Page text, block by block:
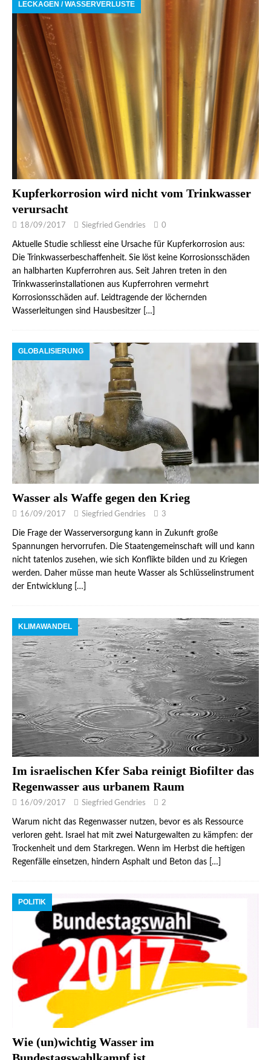
LECKAGEN / WASSERVERLUSTE
Kupferkorrosion wird nicht vom Trinkwasser
verursacht
18/09/2017 Siegfried Gendries 0
Aktuelle Studie schliesst eine Ursache für Kupferkorrosion aus:
Die Trinkwasserbeschaffenheit. Sie löst keine Korrosionsschäden
an halbharten Kupferrohren aus. Seit Jahren treten in den
Trinkwasserinstallationen aus Kupferrohren vermehrt
Korrosionsschäden auf. Leidtragende der löchernden
Wasserleitungen sind Hausbesitzer
[…]
GLOBALISIERUNG
Wasser als Waffe gegen den Krieg
16/09/2017 Siegfried Gendries 3
Die Frage der Wasserversorgung kann in Zukunft große
Spannungen hervorrufen. Die Staatengemeinschaft will und kann
nicht tatenlos zusehen, wie sich Konflikte bilden und zu Kriegen
werden. Daher müsse man heute Wasser als Schlüsselinstrument
der Entwicklung
[…]
KLIMAWANDEL
Im israelischen Kfer Saba reinigt Biofilter das
Regenwasser aus urbanem Raum
16/09/2017 Siegfried Gendries 2
Warum nicht das Regenwasser nutzen, bevor es als Ressource
verloren geht. Israel hat mit zwei Naturgewalten zu kämpfen: der
Trockenheit und dem Starkregen. Wenn im Herbst die heftigen
Regenfälle einsetzen, hindern Asphalt und Beton das […]
POLITIK
Wie (un)wichtig Wasser im